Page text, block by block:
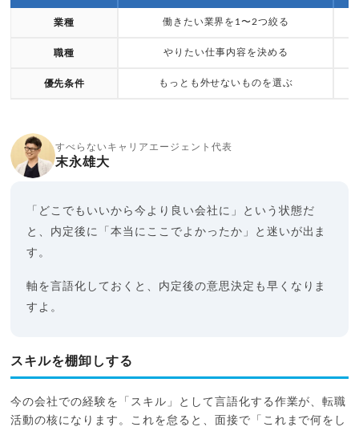
業種 働きたい業界を1〜2つ絞る
職種 やりたい仕事内容を決める
優先条件 もっとも外せないものを選ぶ
すべらないキャリアエージェント代表
末永雄大
「どこでもいいから今より良い会社に」という状態だ
と、内定後に「本当にここでよかったか」と迷いが出ま
す。
軸を言語化しておくと、内定後の意思決定も早くなりま
すよ。
スキルを棚卸しする
今の会社での経験を「スキル」として言語化する作業が、転職
活動の核になります。これを怠ると、面接で「これまで何をし